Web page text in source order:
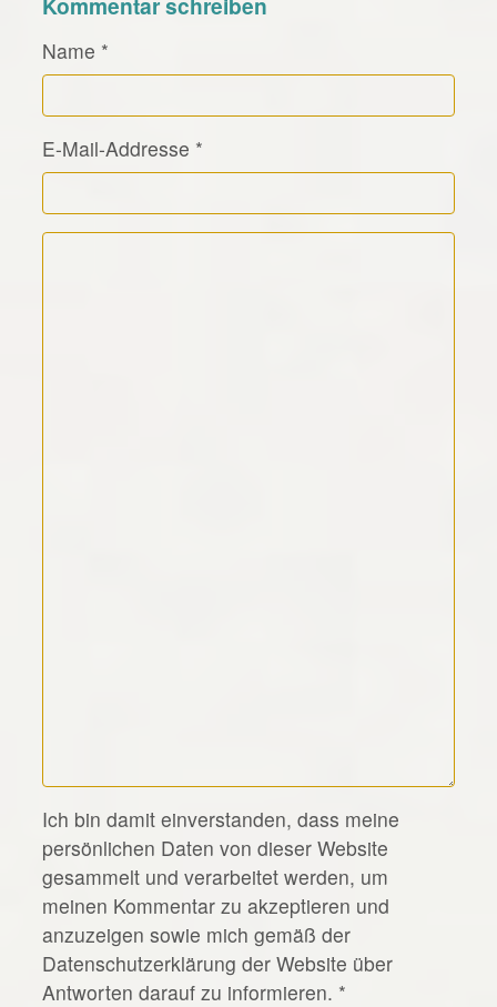
Name *
E-Mail-Addresse *
Kommentar Text
*
Ich bin damit einverstanden, dass meine
persönlichen Daten von dieser Website
gesammelt und verarbeitet werden, um
meinen Kommentar zu akzeptieren und
anzuzeigen sowie mich gemäß der
Datenschutzerklärung der Website über
Antworten darauf zu informieren. *